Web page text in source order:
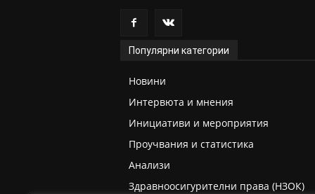
Популярни категории
Новини
Интервюта и мнения
Инициативи и мероприятия
Проучвания и статистика
Анализи
Здравноосигурителни права (НЗОК)